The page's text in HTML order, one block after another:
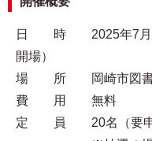
日 時 2025年7月10
開場）
場 所 岡崎市図書館
費 用 無料
定 員 20名（要申込